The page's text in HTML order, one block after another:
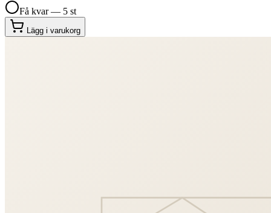
Få kvar — 5 st
Lägg i varukorg